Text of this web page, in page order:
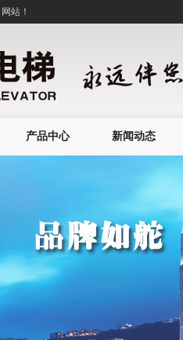
网站！
产品中心 新闻动态